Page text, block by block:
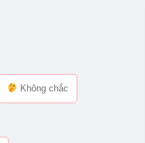
Không chắc